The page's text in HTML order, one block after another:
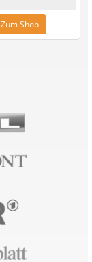
Zum Shop